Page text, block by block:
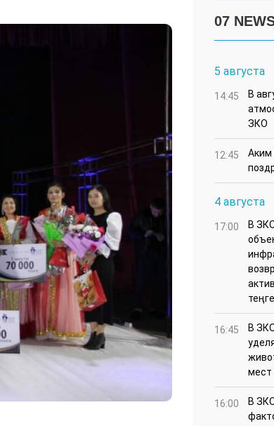
07
5 августа
14:45
В
ЗКО
12:45
Аким
4 августа
17:00
В
теңге
16:45
В
мест
16:00
В